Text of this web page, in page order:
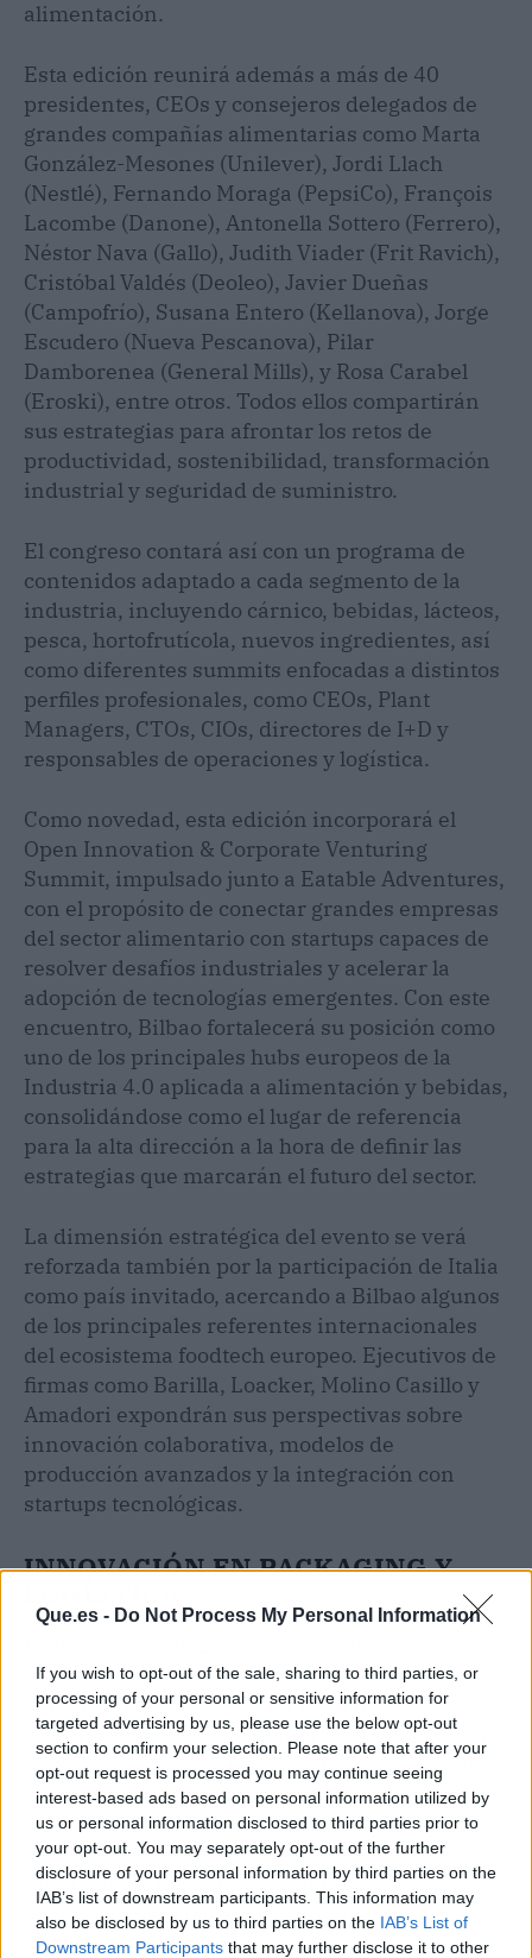
Que.es - Do Not Process My Personal Information
If you wish to opt-out of the sale, sharing to third parties, or
processing of your personal or sensitive information for
targeted advertising by us, please use the below opt-out
section to confirm your selection. Please note that after your
opt-out request is processed you may continue seeing
interest-based ads based on personal information utilized by
us or personal information disclosed to third parties prior to
your opt-out. You may separately opt-out of the further
disclosure of your personal information by third parties on the
IAB’s list of downstream participants. This information may
also be disclosed by us to third parties on the IAB’s List of
Downstream Participants that may further disclose it to other
alimentación.
Esta edición reunirá además a más de 40
presidentes, CEOs y consejeros delegados de
grandes compañías alimentarias como Marta
González-Mesones (Unilever), Jordi Llach
(Nestlé), Fernando Moraga (PepsiCo), François
Lacombe (Danone), Antonella Sottero (Ferrero),
Néstor Nava (Gallo), Judith Viader (Frit Ravich),
Cristóbal Valdés (Deoleo), Javier Dueñas
(Campofrío), Susana Entero (Kellanova), Jorge
Escudero (Nueva Pescanova), Pilar
Damborenea (General Mills), y Rosa Carabel
(Eroski), entre otros. Todos ellos compartirán
sus estrategias para afrontar los retos de
productividad, sostenibilidad, transformación
industrial y seguridad de suministro.
El congreso contará así con un programa de
contenidos adaptado a cada segmento de la
industria, incluyendo cárnico, bebidas, lácteos,
pesca, hortofrutícola, nuevos ingredientes, así
como diferentes summits enfocadas a distintos
perfiles profesionales, como CEOs, Plant
Managers, CTOs, CIOs, directores de I+D y
responsables de operaciones y logística.
Como novedad, esta edición incorporará el
Open Innovation & Corporate Venturing
Summit, impulsado junto a Eatable Adventures,
con el propósito de conectar grandes empresas
del sector alimentario con startups capaces de
resolver desafíos industriales y acelerar la
adopción de tecnologías emergentes. Con este
encuentro, Bilbao fortalecerá su posición como
uno de los principales hubs europeos de la
Industria 4.0 aplicada a alimentación y bebidas,
consolidándose como el lugar de referencia
para la alta dirección a la hora de definir las
estrategias que marcarán el futuro del sector.
La dimensión estratégica del evento se verá
reforzada también por la participación de Italia
como país invitado, acercando a Bilbao algunos
de los principales referentes internacionales
del ecosistema foodtech europeo. Ejecutivos de
firmas como Barilla, Loacker, Molino Casillo y
Amadori expondrán sus perspectivas sobre
innovación colaborativa, modelos de
producción avanzados y la integración con
startups tecnológicas.
INNOVACIÓN EN PACKAGING Y
packaging y logística para la industria
alimentaria,Pick&Pack for Food Industry, se
celebrará de nuevo de manera simultánea junto
a Expo Foodtech. La nueva edición del evento
dará a conocer las soluciones más avanzadas
en sostenibilidad, automatización y eficiencia
logística, desde sistemas de embalaje
inteligentes, materiales sostenibles y
tecnologíapara packaging inteligente, hasta
almacenes automatizados, AGVs, robótica